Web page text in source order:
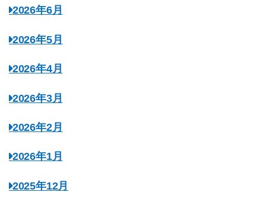
2026年6月
2026年5月
2026年4月
2026年3月
2026年2月
2026年1月
2025年12月